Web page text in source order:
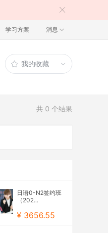
学习方案 消息
我的收藏
共 0 个结果
日语0-N2签约班
（202...
¥ 3656.55